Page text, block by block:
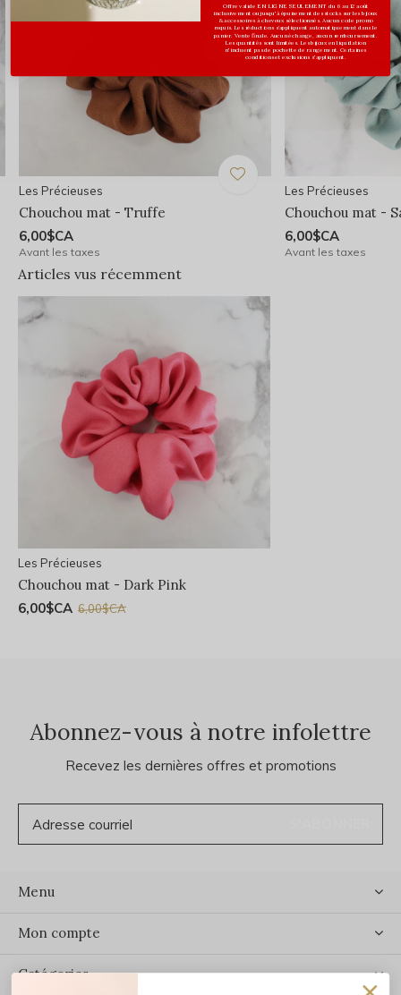
Les Précieuses
Chouchou mat - Truffe
6,00$CA
Avant les taxes
Les Précieuses
Chouchou mat -
6,00$CA
Avant les taxes
Articles vus récemment
Les Précieuses
Chouchou mat - Dark Pink
6,00$CA 6,00$CA
Abonnez-vous à notre infolettre
Recevez les dernières offres et promotions
Menu
Mon compte
Catégories
Offre valide EN LIGNE SEULEMENT du 6 au 12 août
inclusivement ou jusqu'à épuisement des stocks sur les bijoux
& accessoires à cheveux sélectionnés. Aucun code promo
requis. Les réductions s’appliquent automatiquement dans le
panier. Vente finale. Aucun échange, aucun remboursement.
Les quantités sont limitées. Les bijoux en liquidation
n'incluent pas de pochette de rangement. Certaines
conditions et exclusions s'appliquent.